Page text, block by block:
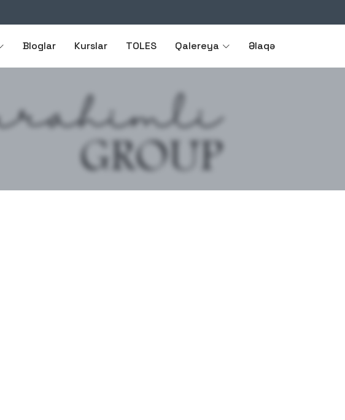
Bloglar Kurslar TOLES Qalereya Əlaqə